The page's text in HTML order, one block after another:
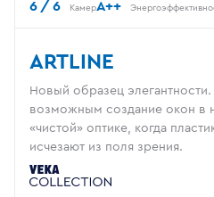
6 / 6 КамерA++
ARTLINE
Новый образец элегантности.
возможным создание окон в
«чистой» оптике, когда
исчезают из поля зрения.